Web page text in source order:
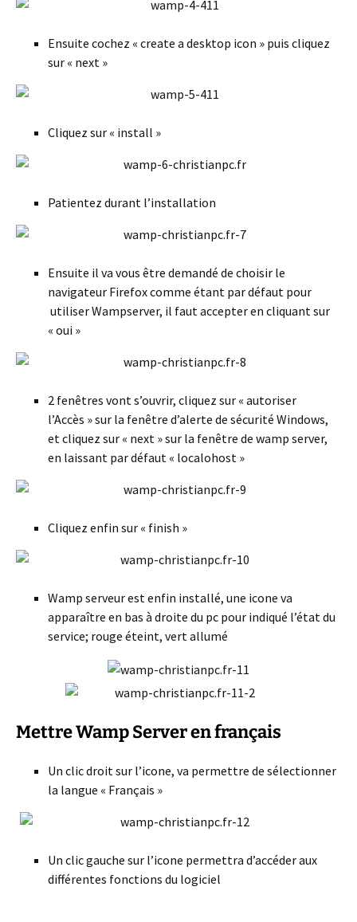
Ensuite cochez « create a desktop icon » puis cliquez
sur « next »
Cliquez sur « install »
Patientez durant l’installation
Ensuite il va vous être demandé de choisir le
navigateur Firefox comme étant par défaut pour
utiliser Wampserver, il faut accepter en cliquant sur
« oui »
2 fenêtres vont s’ouvrir, cliquez sur « autoriser
l’Accès » sur la fenêtre d’alerte de sécurité Windows,
et cliquez sur « next » sur la fenêtre de wamp server,
en laissant par défaut « localohost »
Cliquez enfin sur « finish »
Wamp serveur est enfin installé, une icone va
apparaître en bas à droite du pc pour indiqué l’état du
service; rouge éteint, vert allumé
Mettre Wamp Server en français
Un clic droit sur l’icone, va permettre de sélectionner
la langue « Français »
Un clic gauche sur l’icone permettra d’accéder aux
différentes fonctions du logiciel